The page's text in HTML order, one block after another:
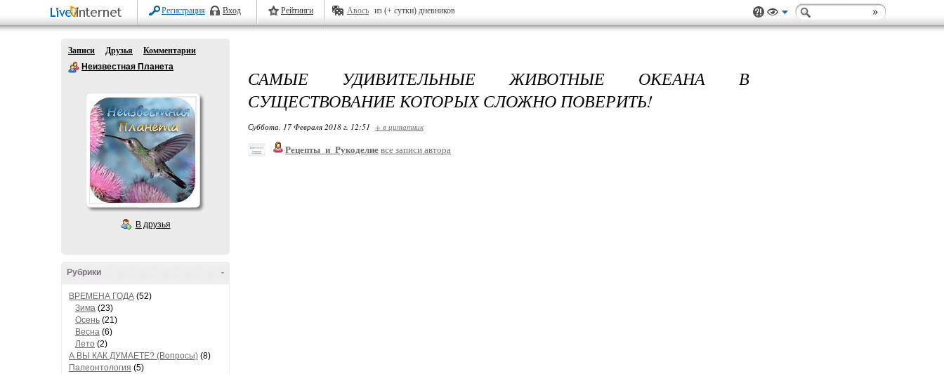
Регистрация Вход Рейтинги Авось из (+ сутки) дневников
Записи Друзья
Комментарии
Неизвестная Планета
В друзья
-
Рубрики
ВРЕМЕНА ГОДА (52)
Зима (23)
Осень (21)
Весна (6)
Лето (2)
А ВЫ КАК ДУМАЕТЕ? (Вопросы) (8)
Палеонтология (5)
САМЫЕ УДИВИТЕЛЬНЫЕ ЖИВОТНЫЕ ОКЕАНА В
СУЩЕСТВОВАНИЕ КОТОРЫХ СЛОЖНО ПОВЕРИТЬ!
Суббота, 17 Февраля 2018 г. 12:51 + в цитатник
Рецепты_и_Рукоделие все записи автора